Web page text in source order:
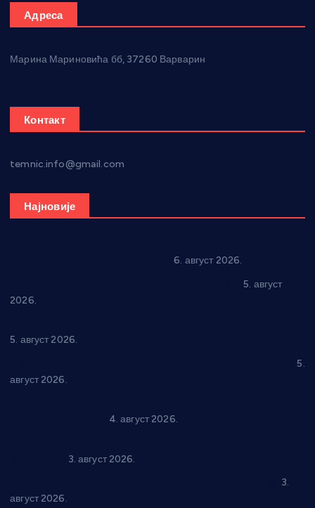
Адреса
Марина Мариновића бб, 37260 Варварин
Контакт
temnic.info@gmail.com
Најновије
6. август 2026.
5. август
2026.
5. август 2026.
5.
август 2026.
4. август 2026.
3. август 2026.
3.
август 2026.